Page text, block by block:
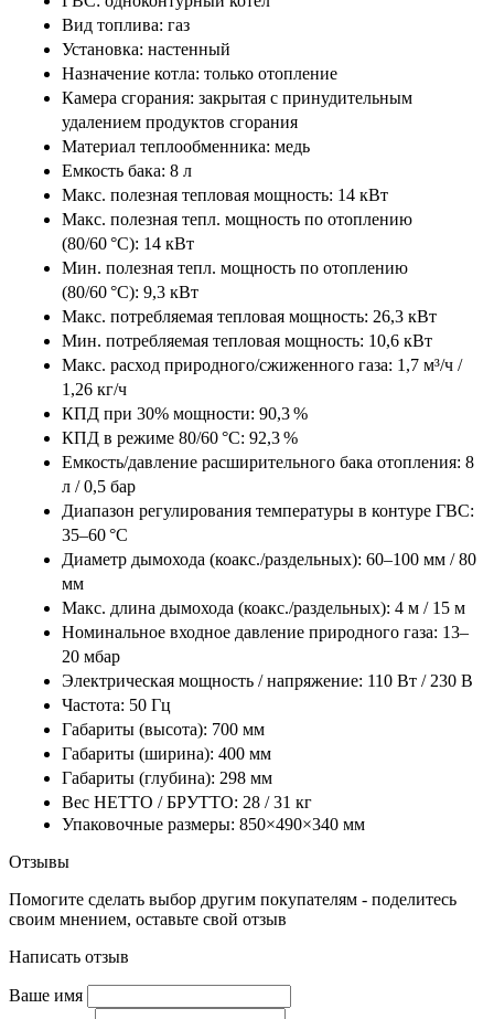
Вид топлива: газ
Установка: настенный
Назначение котла: только отопление
Камера сгорания: закрытая с принудительным
удалением продуктов сгорания
Материал теплообменника: медь
Емкость бака: 8 л
Макс. полезная тепловая мощность: 14 кВт
Макс. полезная тепл. мощность по отоплению
(80/60 °С): 14 кВт
Мин. полезная тепл. мощность по отоплению
(80/60 °С): 9,3 кВт
Макс. потребляемая тепловая мощность: 26,3 кВт
Мин. потребляемая тепловая мощность: 10,6 кВт
Макс. расход природного/сжиженного газа: 1,7 м³/ч /
1,26 кг/ч
КПД при 30% мощности: 90,3 %
КПД в режиме 80/60 °С: 92,3 %
Емкость/давление расширительного бака отопления: 8
л / 0,5 бар
Диапазон регулирования температуры в контуре ГВС:
35–60 °С
Диаметр дымохода (коакс./раздельных): 60–100 мм / 80
мм
Макс. длина дымохода (коакс./раздельных): 4 м / 15 м
Номинальное входное давление природного газа: 13–
20 мбар
Электрическая мощность / напряжение: 110 Вт / 230 В
Частота: 50 Гц
Габариты (высота): 700 мм
Габариты (ширина): 400 мм
Габариты (глубина): 298 мм
Вес НЕТТО / БРУТТО: 28 / 31 кг
Упаковочные размеры: 850×490×340 мм
Отзывы
Помогите сделать выбор другим покупателям - поделитесь
своим мнением, оставьте свой отзыв
Написать отзыв
Ваше имя